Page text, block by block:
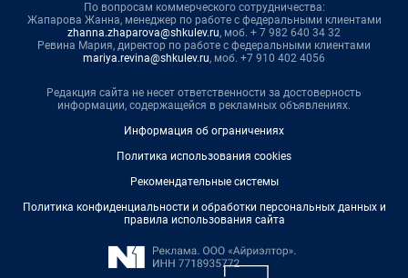
По вопросам коммерческого сотрудничества:
Жапарова Жанна, менеджер по работе с федеральными клиентами
zhanna.zhaparova@shkulev.ru, моб. + 7 982 640 34 32
Ревина Мария, директор по работе с федеральными клиентами
mariya.revina@shkulev.ru, моб. +7 910 402 4056
Редакция сайта не несет ответственности за достоверность
информации, содержащейся в рекламных объявлениях.
Информация об ограничениях
Политика использования cookies
Рекомендательные системы
Политика конфиденциальности и обработки персональных данных и
правила использования сайта